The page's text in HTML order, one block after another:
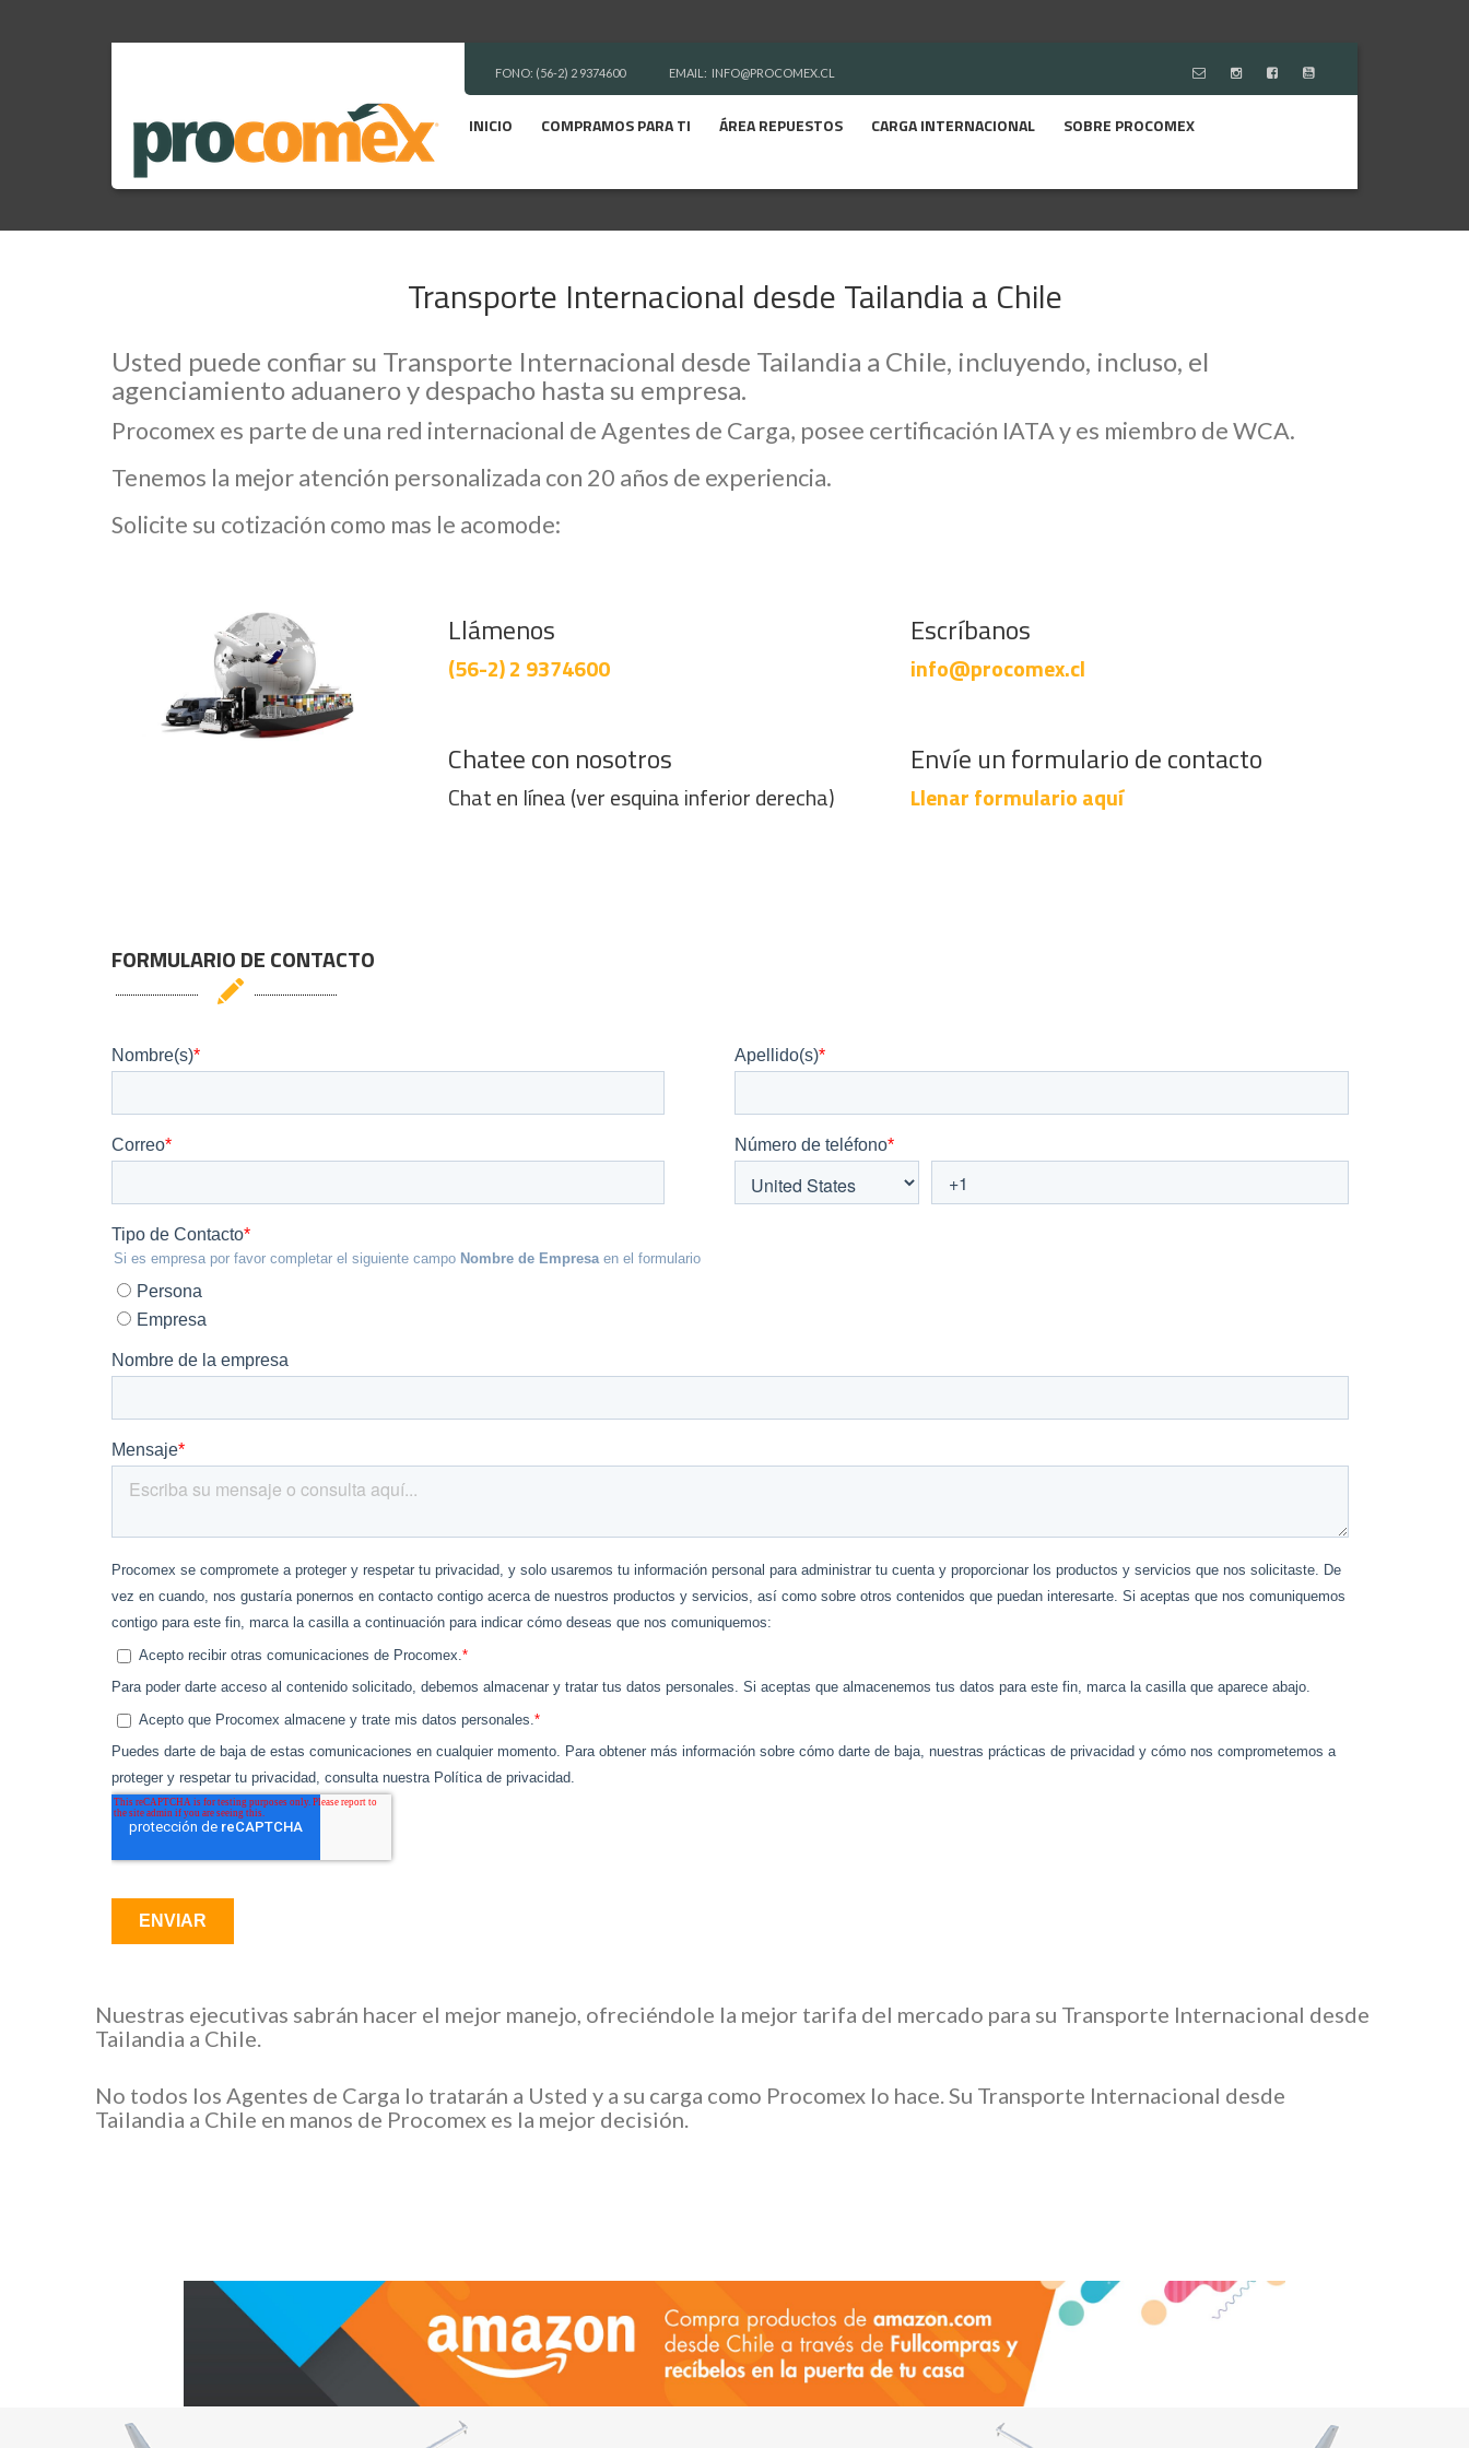
FONO: (56-2) 2 9374600 EMAIL: INFO@PROCOMEX.CL
INICIO COMPRAMOS PARA TI ÁREA REPUESTOS CARGA INTERNACIONAL SOBRE PROCOMEX
Transporte Internacional desde Tailandia a Chile
Usted puede confiar su Transporte Internacional desde Tailandia a Chile, incluyendo, incluso, el
agenciamiento aduanero y despacho hasta su empresa.
Procomex es parte de una red internacional de Agentes de Carga, posee certificación IATA y es miembro de WCA.
Tenemos la mejor atención personalizada con 20 años de experiencia.
Solicite su cotización como mas le acomode:
Llámenos
(56-2) 2 9374600
Escríbanos
info@procomex.cl
Chatee con nosotros
Chat en línea (ver esquina inferior derecha)
Envíe un formulario de contacto
Llenar formulario aquí
FORMULARIO DE CONTACTO
Nuestras ejecutivas sabrán hacer el mejor manejo, ofreciéndole la mejor tarifa del mercado para su Transporte Internacional desde
Tailandia a Chile.
No todos los Agentes de Carga lo tratarán a Usted y a su carga como Procomex lo hace. Su Transporte Internacional desde
Tailandia a Chile en manos de Procomex es la mejor decisión.